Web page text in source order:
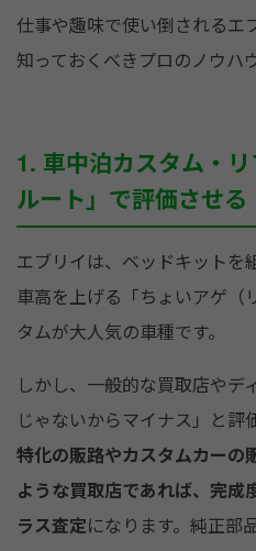
仕事や趣味で使い倒されるエ
知っておくべきプロのノウハ
1. 車中泊カスタム・
ルート」で評価させる
エブリイは、ベッドキットを
車高を上げる「ちょいアゲ（
タムが大人気の車種です。
しかし、一般的な買取店やデ
じゃないからマイナス」と評
特化の販路やカスタムカーの
ような買取店であれば、完成
ラス査定になります。純正部